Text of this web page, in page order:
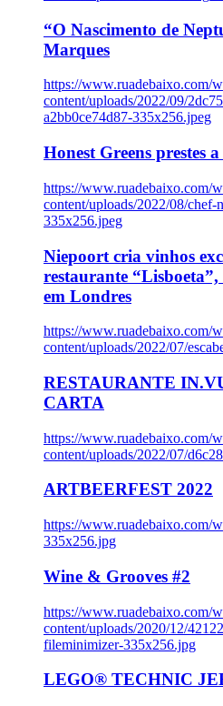
“O Nascimento de
Marques
https://www.ruadebaixo.com/
content/uploads/2022/09/
a2bb0ce74d87-335x256.jpeg
Honest Greens prestes
https://www.ruadebaixo.com/
content/uploads/2022/08/chef-
335x256.jpeg
Niepoort cria vinhos
restaurante
em Londres
https://www.ruadebaixo.com/
content/uploads/2022/07/
RESTAURANTE
CARTA
https://www.ruadebaixo.com/
content/uploads/2022/07/
ARTBEERFEST 2022
https://www.ruadebaixo.com/
335x256.jpg
Wine & Grooves #2
https://www.ruadebaixo.com/
content/uploads/2020/12/
fileminimizer-335x256.jpg
LEGO® TECHNIC